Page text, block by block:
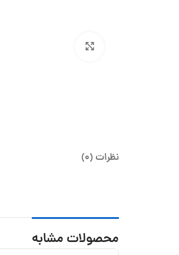
نظرات (0)
محصولات مشابه